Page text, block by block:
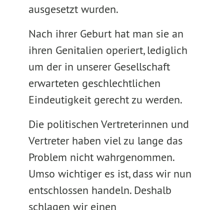
ausgesetzt wurden.
Nach ihrer Geburt hat man sie an
ihren Genitalien operiert, lediglich
um der in unserer Gesellschaft
erwarteten geschlechtlichen
Eindeutigkeit gerecht zu werden.
Die politischen Vertreterinnen und
Vertreter haben viel zu lange das
Problem nicht wahrgenommen.
Umso wichtiger es ist, dass wir nun
entschlossen handeln. Deshalb
schlagen wir einen